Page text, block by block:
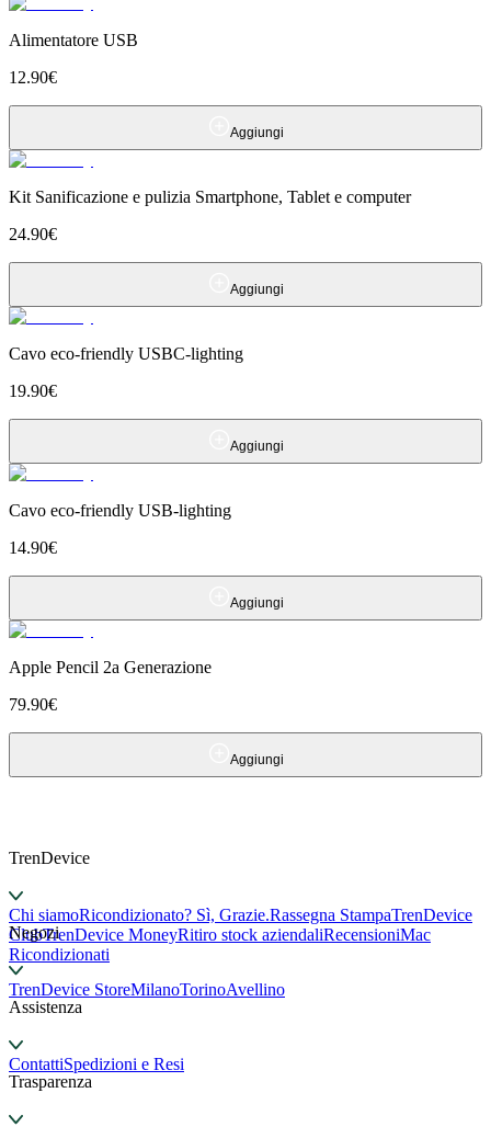
Alimentatore USB
12.90€
Aggiungi
Kit Sanificazione e pulizia Smartphone, Tablet e computer
24.90€
Aggiungi
Cavo eco-friendly USBC-lighting
19.90€
Aggiungi
Cavo eco-friendly USB-lighting
14.90€
Aggiungi
Apple Pencil 2a Generazione
79.90€
Aggiungi
TrenDevice
Chi siamoRicondizionato? Sì, Grazie.Rassegna StampaTrenDevice
ClubTrenDevice MoneyRitiro stock aziendaliRecensioniMac
Ricondizionati
Negozi
TrenDevice StoreMilanoTorinoAvellino
Assistenza
ContattiSpedizioni e Resi
Trasparenza